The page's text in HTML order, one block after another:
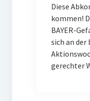
Diese
kommen!
BAYER-
sich an der
gerechter